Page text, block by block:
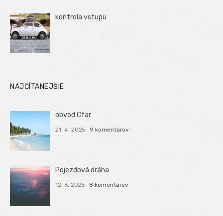
kontrola vstupu
NAJČÍTANEJŠIE
obvod Cfar
21. 4. 2025 9 komentárov
Pojezdová dráha
12. 6. 2025 8 komentárov